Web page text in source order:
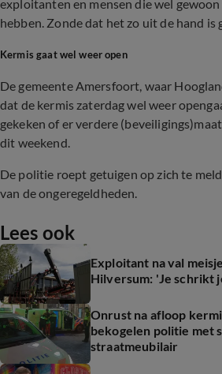
exploitanten en mensen die wel
hebben. Zonde dat het zo uit de hand is
Kermis gaat wel weer open
De gemeente Amersfoort, waar
dat de kermis zaterdag wel weer
gekeken of er verdere
dit weekend.
De politie roept getuigen op zich te
van de ongeregeldheden.
Lees ook
Exploitant na val
Hilversum: 'Je schrikt
Onrust na afloop
bekogelen politie met
straatmeubilair